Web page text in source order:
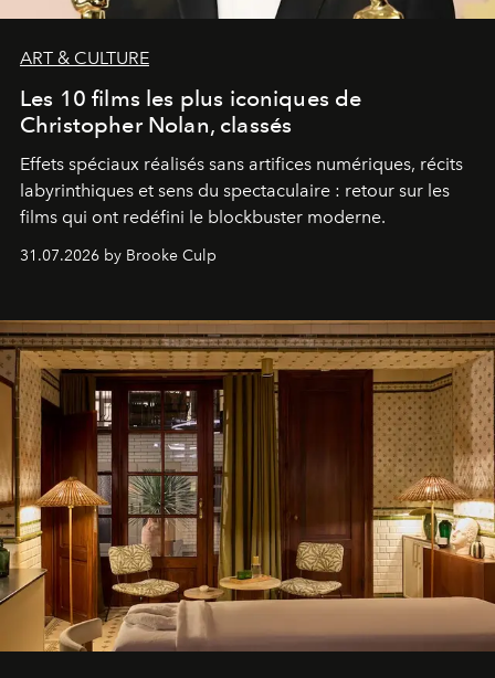
ART & CULTURE
Les 10 films les plus iconiques de
Christopher Nolan, classés
Effets spéciaux réalisés sans artifices numériques, récits
labyrinthiques et sens du spectaculaire : retour sur les
films qui ont redéfini le blockbuster moderne.
31.07.2026 by Brooke Culp